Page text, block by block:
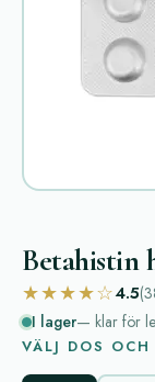
Betahistin
★★★★☆4.5
I lager— klar för
VÄLJ DOS OCH